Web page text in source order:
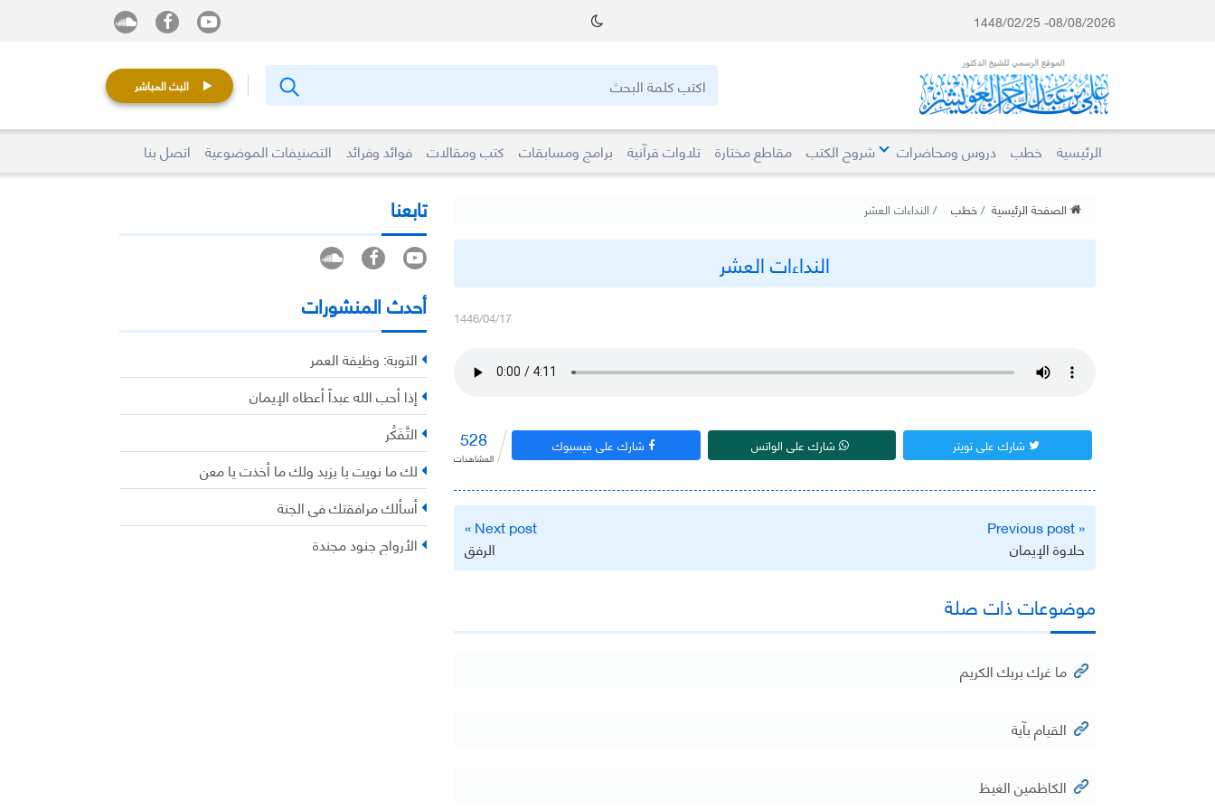
08/08/2026- 1448/02/25
البث المباشر
الرئيسية خطب دروس ومحاضرات شروح الكتب مقاطع مختارة تلاوات قرآنية برامج ومسابقات كتب ومقالات فوائد وفرائد التصنيفات الموضوعية اتصل بنا
الصفحة الرئيسية خطب النداءات العشر
النداءات العشر
1446/04/17
شارك على تويتر شارك على الواتس شارك على فيسبوك 528
المشاهدات
تصفّح
المقالات
« Previous post
حلاوة الإيمان
Next post »
الرفق
موضوعات ذات صلة
ما غرك بربك الكريم
القيام بآية
الكاظمين الغيظ
تابعنا
أحدث المنشورات
التوبة: وظيفة العمر
إذا أحب الله عبداً أعطاه الإيمان
التَّفَكُر
لك ما نويت يا يزيد ولك ما أخذت يا معن
أسألك مرافقتك في الجنة
الأرواح جنود مجندة